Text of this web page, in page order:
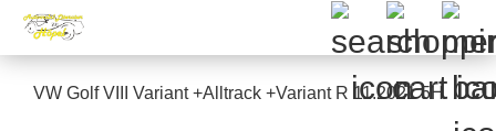
VW Golf VIII Variant +Alltrack +Variant R 11.2021 5H